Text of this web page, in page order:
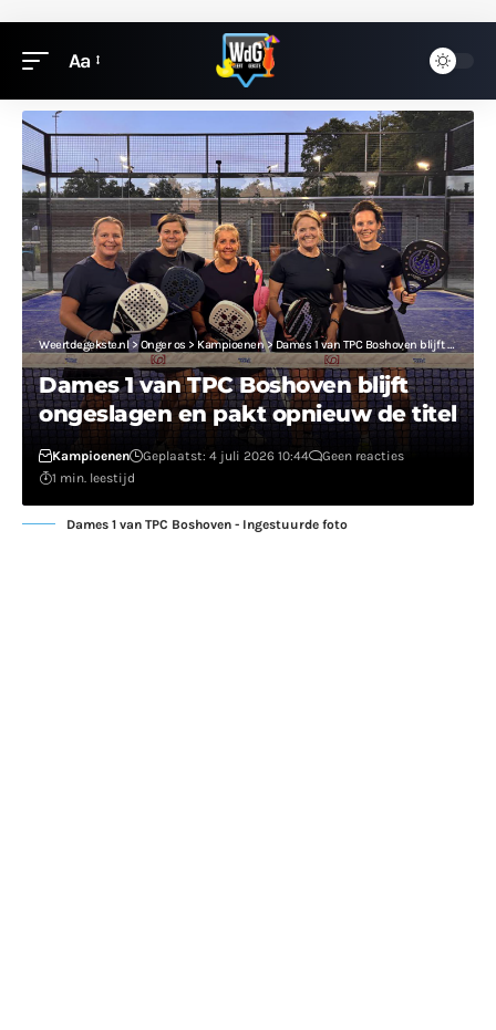
Aa
Weertdegekste.nl>Onger os>Kampioenen> Dames 1 van TPC Boshoven blijft ongeslagen en pakt opnieuw de titel
Dames 1 van TPC Boshoven blijft
ongeslagen en pakt opnieuw de titel
Kampioenen Geplaatst: 4 juli 2026 10:44
Geen reacties
1 min. leestijd
Dames 1 van TPC Boshoven - Ingestuurde foto